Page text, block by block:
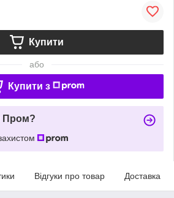
Купити
або
Купити з
Пром?
Відгуки про товар Доставка